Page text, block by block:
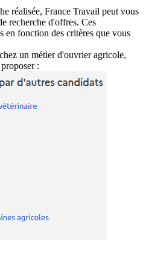
réalisée, France Travail peut vous
recherche d'offres. Ces
en fonction des critères que vous
un métier d'ouvrier agricole,
: